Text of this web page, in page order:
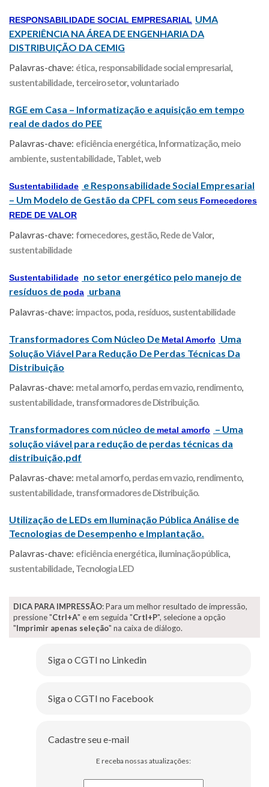
RESPONSABILIDADE SOCIAL EMPRESARIAL UMA
EXPERIÊNCIA NA ÁREA DE ENGENHARIA DA
DISTRIBUIÇÃO DA CEMIG
Palavras-chave: ética, responsabilidade social empresarial,
sustentabilidade, terceiro setor,voluntariado
RGE em Casa – Informatização e aquisição em tempo
real de dados do PEE
Palavras-chave: eficiência energética, Informatização, meio
ambiente, sustentabilidade, Tablet,web
Sustentabilidade e Responsabilidade Social Empresarial
– Um Modelo de Gestão da CPFL com seus Fornecedores
REDE DE VALOR
Palavras-chave: fornecedores, gestão, Rede de Valor,
sustentabilidade
Sustentabilidade no setor energético pelo manejo de
resíduos de poda urbana
Palavras-chave: impactos, poda, resíduos, sustentabilidade
Transformadores Com Núcleo De Metal Amorfo
Uma
Solução Viável Para Redução De Perdas Técnicas Da
Distribuição
Palavras-chave: metal amorfo, perdas em vazio, rendimento,
sustentabilidade, transformadores de Distribuição.
Transformadores com núcleo de metal amorfo
– Uma
solução viável para redução de perdas técnicas da
distribuição,pdf
Palavras-chave: metal amorfo, perdas em vazio, rendimento,
sustentabilidade, transformadores de Distribuição.
Utilização de LEDs em Iluminação Pública Análise de
Tecnologias de Desempenho e Implantação.
Palavras-chave: eficiência energética, iluminação pública,
sustentabilidade, Tecnologia LED
DICA PARA IMPRESSÃO: Para um melhor resultado de impressão,
pressione "Ctrl+A" e em seguida "Crtl+P", selecione a opção
"Imprimir apenas seleção" na caixa de diálogo.
Siga o CGTI no Linkedin
Siga o CGTI no Facebook
Cadastre seu e-mail
E receba nossas atualizações: